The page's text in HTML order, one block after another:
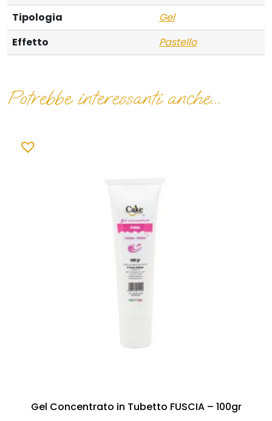
Tipologia
Gel
Effetto
Pastello
Potrebbe interessanti anche...
Gel Concentrato in Tubetto FUSCIA – 100gr